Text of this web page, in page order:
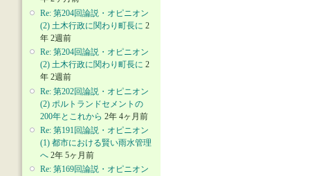
Re: 第204回論説・オピニオン
(2) 土木行政に関わり町長に 2
年 2週前
Re: 第204回論説・オピニオン
(2) 土木行政に関わり町長に 2
年 2週前
Re: 第202回論説・オピニオン
(2) ポルトランドセメントの
200年とこれから 2年 4ヶ月前
Re: 第191回論説・オピニオン
(1) 都市における賢い雨水管理
へ 2年 5ヶ月前
Re: 第169回論説・オピニオン